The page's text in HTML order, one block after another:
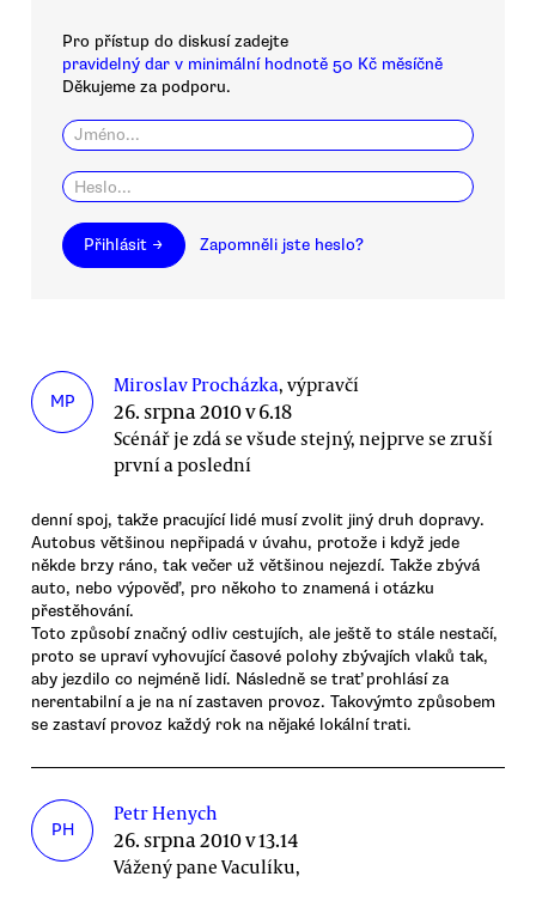
Pro přístup do diskusí zadejte
pravidelný dar v minimální hodnotě 50 Kč měsíčně
Děkujeme za podporu.
Přihlásit → Zapomněli jste heslo?
MP
Miroslav Procházka, výpravčí
26. srpna 2010 v 6.18
Scénář je zdá se všude stejný, nejprve se zruší
první a poslední
denní spoj, takže pracující lidé musí zvolit jiný druh dopravy.
Autobus většinou nepřipadá v úvahu, protože i když jede
někde brzy ráno, tak večer už většinou nejezdí. Takže zbývá
auto, nebo výpověď, pro někoho to znamená i otázku
přestěhování.
Toto způsobí značný odliv cestujích, ale ještě to stále nestačí,
proto se upraví vyhovující časové polohy zbývajích vlaků tak,
aby jezdilo co nejméně lidí. Následně se trať prohlásí za
nerentabilní a je na ní zastaven provoz. Takovýmto způsobem
se zastaví provoz každý rok na nějaké lokální trati.
PH
Petr Henych
26. srpna 2010 v 13.14
Vážený pane Vaculíku,